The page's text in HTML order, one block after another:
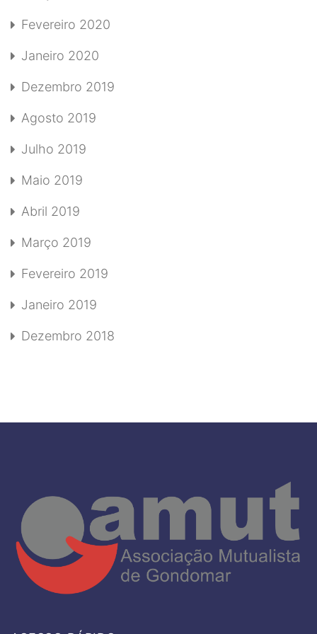
Fevereiro 2020
Janeiro 2020
Dezembro 2019
Agosto 2019
Julho 2019
Maio 2019
Abril 2019
Março 2019
Fevereiro 2019
Janeiro 2019
Dezembro 2018